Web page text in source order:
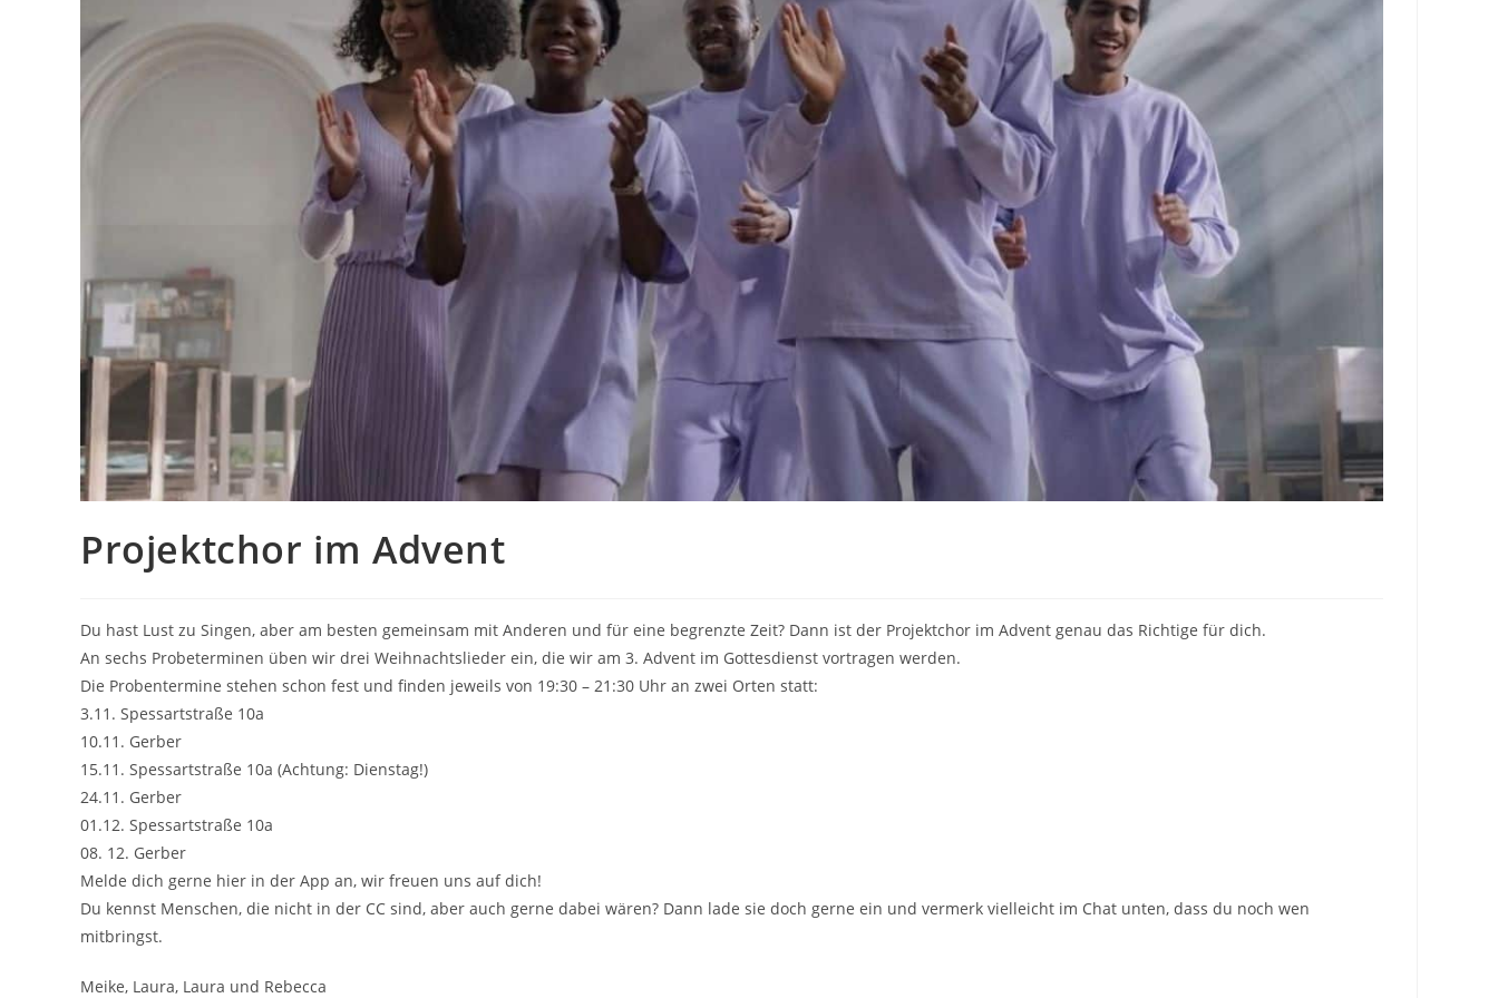
Projektchor im Advent
Du hast Lust zu Singen, aber am besten gemeinsam mit Anderen und für eine begrenzte Zeit? Dann ist der Projektchor im Advent genau das Richtige für dich.
An sechs Probeterminen üben wir drei Weihnachtslieder ein, die wir am 3. Advent im Gottesdienst vortragen werden.
Die Probentermine stehen schon fest und finden jeweils von 19:30 – 21:30 Uhr an zwei Orten statt:
3.11. Spessartstraße 10a
10.11. Gerber
15.11. Spessartstraße 10a (Achtung: Dienstag!)
24.11. Gerber
01.12. Spessartstraße 10a
08. 12. Gerber
Melde dich gerne hier in der App an, wir freuen uns auf dich!
Du kennst Menschen, die nicht in der CC sind, aber auch gerne dabei wären? Dann lade sie doch gerne ein und vermerk vielleicht im Chat unten, dass du noch wen
mitbringst.
Meike, Laura, Laura und Rebecca